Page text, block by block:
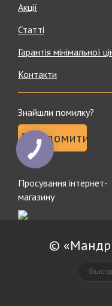
Акції
Статті
Гарантія мінімальної
Контакти
Знайшли помилку?
Повідомити
Просування інтернет-
магазину
©